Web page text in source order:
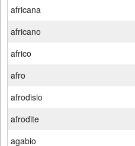
africana
africano
africo
afro
afrodisio
afrodite
agabio